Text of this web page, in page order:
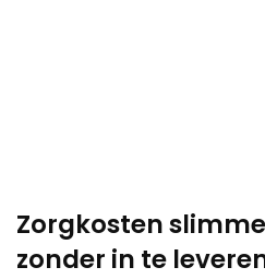
Zorgkosten
zonder in te